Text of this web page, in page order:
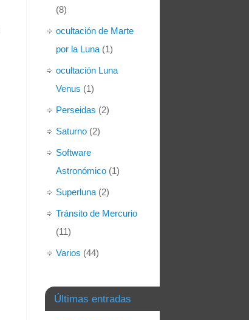
(8)
ocultación de Marte
por la Luna (1)
ocultación Luna
Venus (1)
Perseidas (2)
Saturno (2)
Software
Astronómico (1)
Superluna (2)
Tránsito de Mercurio
(11)
Varios (44)
Últimas entradas